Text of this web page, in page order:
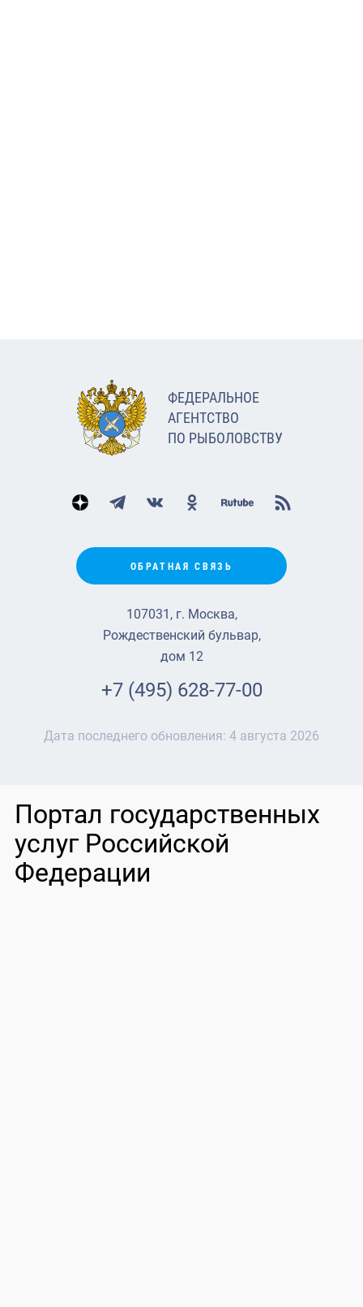
ФЕДЕРАЛЬНОЕ
АГЕНТСТВО
ПО РЫБОЛОВСТВУ
ОБРАТНАЯ СВЯЗЬ
107031, г. Москва,
Рождественский бульвар,
дом 12
+7 (495) 628-77-00
Дата последнего обновления: 4 августа 2026
Портал государственных
услуг Российской
Федерации